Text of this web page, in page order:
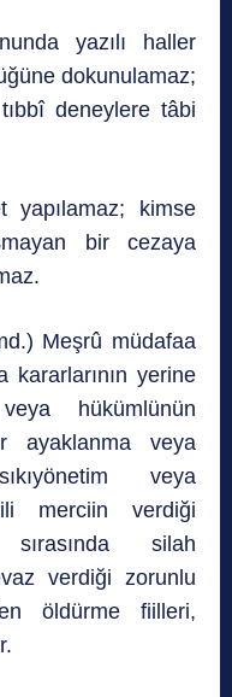
yazılı haller
dokunulamaz;
deneylere tâbi
yapılamaz; kimse
bir cezaya
Meşrû müdafaa
yerine
hükümlünün
ayaklanma veya
veya
merciin verdiği
silah
verdiği zorunlu
öldürme fiilleri,